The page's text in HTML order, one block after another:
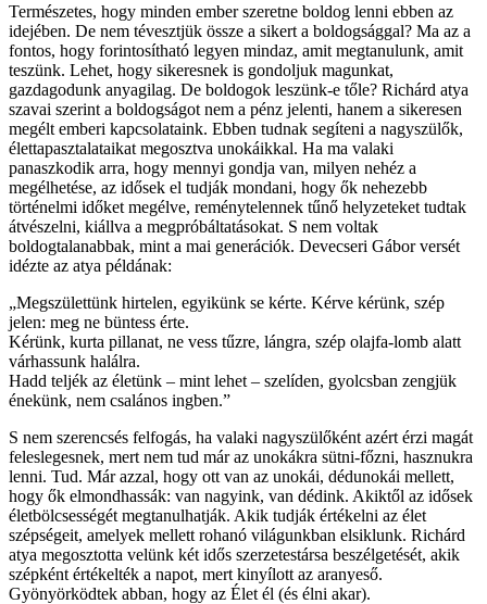
Természetes, hogy minden ember szeretne boldog lenni ebben az
idejében. De nem tévesztjük össze a sikert a boldogsággal? Ma az a
fontos, hogy forintosítható legyen mindaz, amit megtanulunk, amit
teszünk. Lehet, hogy sikeresnek is gondoljuk magunkat,
gazdagodunk anyagilag. De boldogok leszünk-e tőle? Richárd atya
szavai szerint a boldogságot nem a pénz jelenti, hanem a sikeresen
megélt emberi kapcsolataink. Ebben tudnak segíteni a nagyszülők,
élettapasztalataikat megosztva unokáikkal. Ha ma valaki
panaszkodik arra, hogy mennyi gondja van, milyen nehéz a
megélhetése, az idősek el tudják mondani, hogy ők nehezebb
történelmi időket megélve, reménytelennek tűnő helyzeteket tudtak
átvészelni, kiállva a megpróbáltatásokat. S nem voltak
boldogtalanabbak, mint a mai generációk. Devecseri Gábor versét
idézte az atya példának:
„Megszülettünk hirtelen, egyikünk se kérte. Kérve kérünk, szép
jelen: meg ne büntess érte.
Kérünk, kurta pillanat, ne vess tűzre, lángra, szép olajfa-lomb alatt
várhassunk halálra.
Hadd teljék az életünk – mint lehet – szelíden, gyolcsban zengjük
énekünk, nem csalános ingben.”
S nem szerencsés felfogás, ha valaki nagyszülőként azért érzi magát
feleslegesnek, mert nem tud már az unokákra sütni-főzni, hasznukra
lenni. Tud. Már azzal, hogy ott van az unokái, dédunokái mellett,
hogy ők elmondhassák: van nagyink, van dédink. Akiktől az idősek
életbölcsességét megtanulhatják. Akik tudják értékelni az élet
szépségeit, amelyek mellett rohanó világunkban elsiklunk. Richárd
atya megosztotta velünk két idős szerzetestársa beszélgetését, akik
szépként értékelték a napot, mert kinyílott az aranyeső.
Gyönyörködtek abban, hogy az Élet él (és élni akar).